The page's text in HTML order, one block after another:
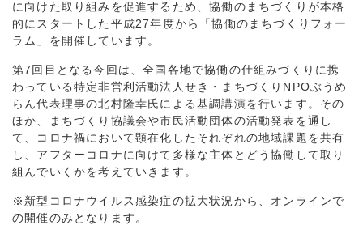
に向けた取り組みを促進するため、協働のまちづくりが本格
的にスタートした平成27年度から「協働のまちづくりフォー
ラム」を開催しています。
第7回目となる今回は、全国各地で協働の仕組みづくりに携
わっている特定非営利活動法人せき・まちづくりNPOぶうめ
らん代表理事の北村隆幸氏による基調講演を行います。その
ほか、まちづくり協議会や市民活動団体の活動発表を通し
て、コロナ禍において顕在化したそれぞれの地域課題を共有
し、アフターコロナに向けて多様な主体とどう協働して取り
組んでいくかを考えていきます。
※新型コロナウイルス感染症の拡大状況から、オンラインで
の開催のみとなります。